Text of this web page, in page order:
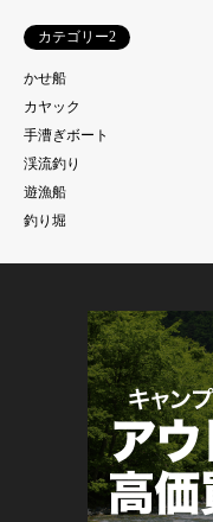
カテゴリー2
かせ船
カヤック
手漕ぎボート
渓流釣り
遊漁船
釣り堀